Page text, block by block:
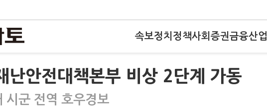
속보정치 정책사회 증권금융산업
난안전대책본부 비상 2단계 가동
시군 전역 호우경보